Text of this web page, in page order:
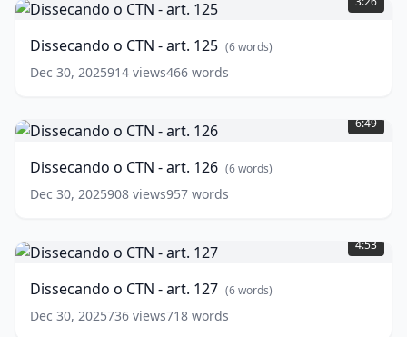
CTN
art.
125 (6
Dissecando o CTN - art. 125 (6words)
Dec 30, 2025914 views466 words
o
CTN
art.
126 (6
6:49
Dissecando o CTN - art. 126 (6words)
Dec 30, 2025908 views957 words
o
CTN
art.
127 (6
4:53
Dissecando o CTN - art. 127 (6words)
Dec 30, 2025736 views718 words